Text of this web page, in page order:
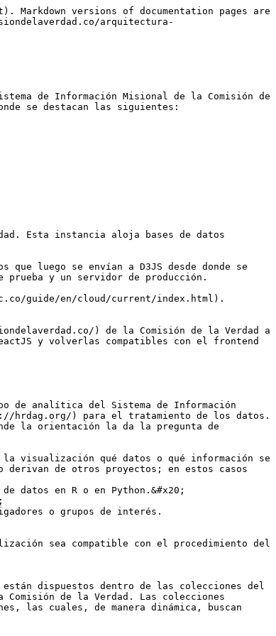
versions of documentation pages are
arquitectura-
de Información Misional de la Comisión de
se destacan las siguientes:
Esta instancia aloja bases de datos
luego se envían a D3JS desde donde se
prueba y un servidor de producción.
guide/en/cloud/current/index.html).
) de la Comisión de la Verdad a
y volverlas compatibles con el frontend
de analítica del Sistema de Información
hrdag.org/) para el tratamiento de los datos.
la orientación la da la pregunta de
visualización qué datos o qué información se
de otros proyectos; en estos casos
datos en R o en Python.&#x20;
o grupos de interés.
sea compatible con el procedimiento del
dispuestos dentro de las colecciones del
de la Verdad. Las colecciones
las cuales, de manera dinámica, buscan